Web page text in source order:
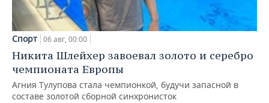
Спорт 06 авг, 00:00
Никита Шлейхер завоевал золото и серебро
чемпионата Европы
Агния Тулупова стала чемпионкой, будучи запасной в
составе золотой сборной синхронисток